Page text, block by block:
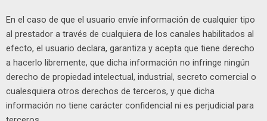
En el caso de que el usuario envíe información de cualquier tipo
al prestador a través de cualquiera de los canales habilitados al
efecto, el usuario declara, garantiza y acepta que tiene derecho
a hacerlo libremente, que dicha información no infringe ningún
derecho de propiedad intelectual, industrial, secreto comercial o
cualesquiera otros derechos de terceros, y que dicha
información no tiene carácter confidencial ni es perjudicial para